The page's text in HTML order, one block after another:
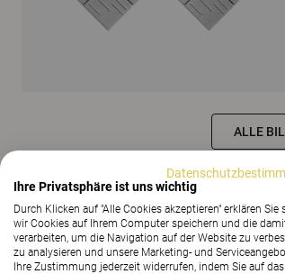
ALLE
Materialien
Ihre Privatsphäre ist uns wichtig
Durch Klicken auf "Alle Cookies akzeptieren" erklären
wir Cookies auf Ihrem Computer speichern und die
verarbeiten, um die Navigation auf der Website zu
zu analysieren und unsere Marketing- und
Ihre Zustimmung jederzeit widerrufen, indem Sie auf